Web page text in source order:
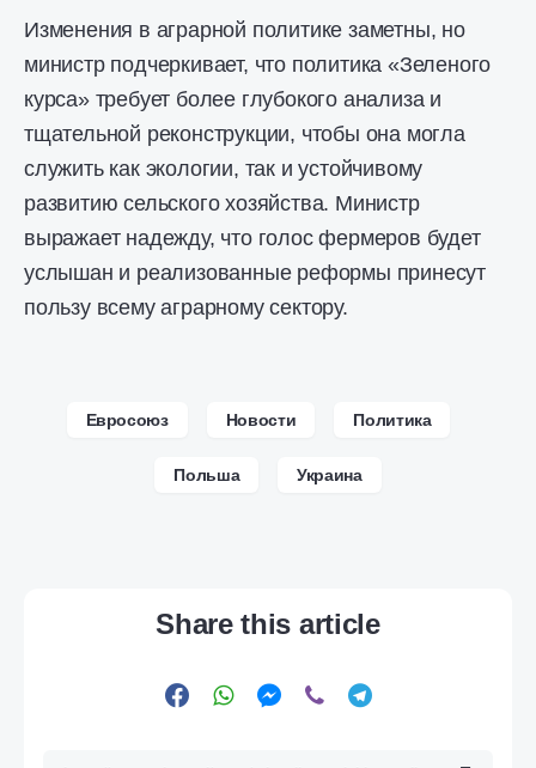
Изменения в аграрной политике заметны, но
министр подчеркивает, что политика «Зеленого
курса» требует более глубокого анализа и
тщательной реконструкции, чтобы она могла
служить как экологии, так и устойчивому
развитию сельского хозяйства. Министр
выражает надежду, что голос фермеров будет
услышан и реализованные реформы принесут
пользу всему аграрному сектору.
Евросоюз Новости Политика
Польша Украина
Share this article